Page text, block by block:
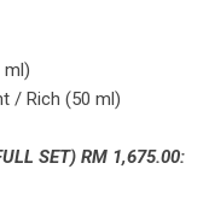
ml)
/ Rich (50 ml)
SET) RM 1,675.00: